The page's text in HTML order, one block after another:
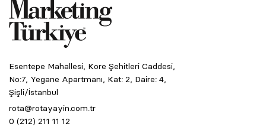
Esentepe Mahallesi, Kore Şehitleri Caddesi,
No:7, Yegane Apartmanı, Kat: 2, Daire: 4,
Şişli/İstanbul
rota@rotayayin.com.tr
0 (212) 211 11 12